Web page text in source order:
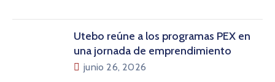
Utebo reúne a los programas PEX en
una jornada de emprendimiento
junio 26, 2026